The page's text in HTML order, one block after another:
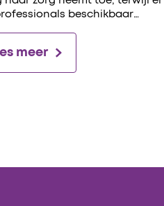
beschikbaar…
meer